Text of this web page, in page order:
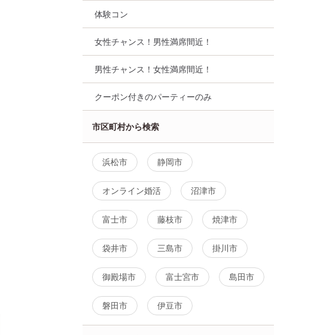
体験コン
女性チャンス！男性満席間近！
男性チャンス！女性満席間近！
クーポン付きのパーティーのみ
市区町村から検索
浜松市 静岡市
オンライン婚活 沼津市
富士市 藤枝市 焼津市
袋井市 三島市 掛川市
御殿場市 富士宮市 島田市
磐田市 伊豆市